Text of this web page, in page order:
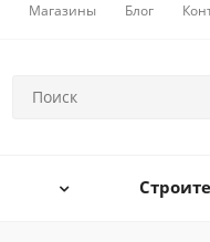
Магазины Блог